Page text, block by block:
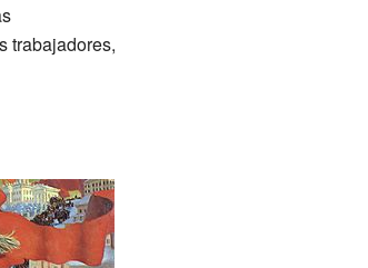
trabajadores,